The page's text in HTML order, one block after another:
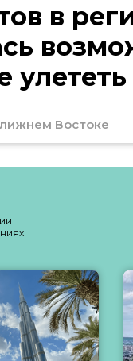
в
Востоке